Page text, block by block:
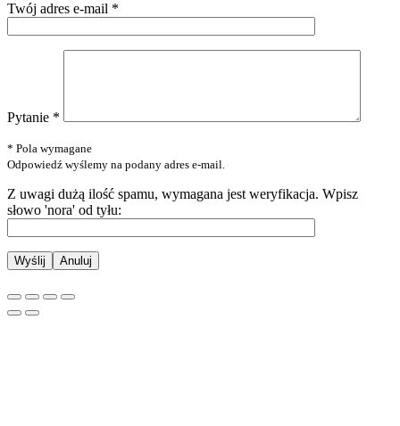
Twój adres e-mail *
Pytanie *
* Pola wymagane
Odpowiedź wyślemy na podany adres e-mail.
Z uwagi dużą ilość spamu, wymagana jest weryfikacja. Wpisz
słowo 'nora' od tyłu:
Anuluj